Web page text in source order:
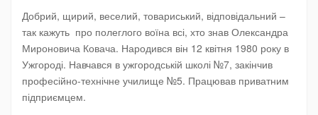
Добрий, щирий, веселий, товариський, відповідальний –
так кажуть про полеглого воїна всі, хто знав Олександра
Мироновича Ковача. Народився він 12 квітня 1980 року в
Ужгороді. Навчався в ужгородській школі №7, закінчив
професійно-технічне училище №5. Працював приватним
підприємцем.